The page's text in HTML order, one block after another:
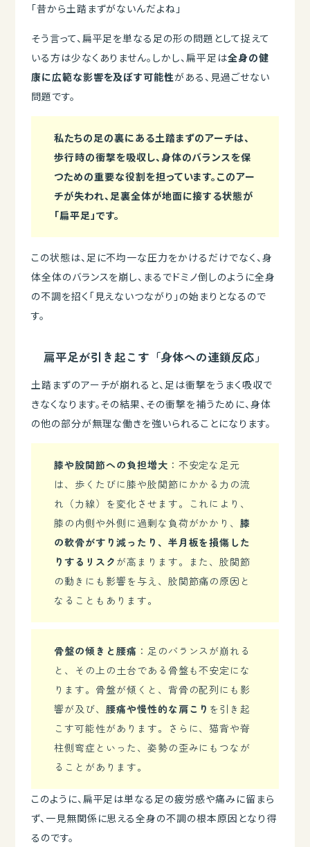
「昔から土踏まずがないんだよね」
そう言って、扁平足を単なる足の形の問題として捉えて
いる方は少なくありません。しかし、扁平足は全身の健
康に広範な影響を及ぼす可能性がある、見過ごせない
問題です。
私たちの足の裏にある土踏まずのアーチは、
歩行時の衝撃を吸収し、身体のバランスを保
つための重要な役割を担っています。このアー
チが失われ、足裏全体が地面に接する状態が
「扁平足」です。
この状態は、足に不均一な圧力をかけるだけでなく、身
体全体のバランスを崩し、まるでドミノ倒しのように全身
の不調を招く「見えないつながり」の始まりとなるので
す。
扁平足が引き起こす「身体への連鎖反応」
土踏まずのアーチが崩れると、足は衝撃をうまく吸収で
きなくなります。その結果、その衝撃を補うために、身体
の他の部分が無理な働きを強いられることになります。
膝や股関節への負担増大 ：不安定な足元
は、歩くたびに膝や股関節にかかる力の流
れ（力線）を変化させます。これにより、
膝の内側や外側に過剰な負荷がかかり、膝
の軟骨がすり減ったり、半月板を損傷した
りするリスク が高まります。また、股関節
の動きにも影響を与え、股関節痛の原因と
なることもあります。
骨盤の傾きと腰痛 ：足のバランスが崩れる
と、その上の土台である骨盤も不安定にな
ります。骨盤が傾くと、背骨の配列にも影
響が及び、 腰痛や慢性的な肩こり を引き起
こす可能性があります。さらに、猫背や脊
柱側弯症といった、姿勢の歪みにもつなが
ることがあります。
このように、扁平足は単なる足の疲労感や痛みに留まら
ず、一見無関係に思える全身の不調の根本原因となり得
るのです。